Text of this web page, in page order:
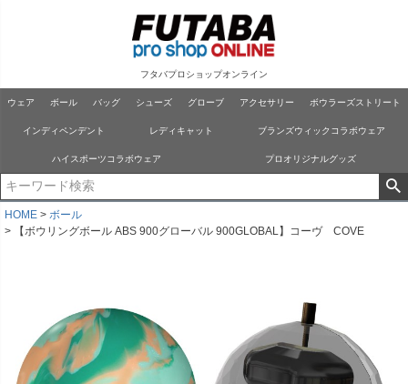
フタバプロショップオンライン
ウェア ボール バッグ シューズ グローブ アクセサリー ボウラーズストリート
インディペンデント レディキャット ブランズウィックコラボウェア
ハイスポーツコラボウェア プロオリジナルグッズ
HOME
ボール
【ボウリングボール ABS 900グローバル 900GLOBAL】コーヴ COVE